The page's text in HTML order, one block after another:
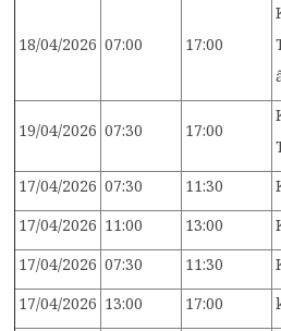
18/04/2026 07:00 17:00
19/04/2026 07:30 17:00
17/04/2026 07:30 11:30
17/04/2026 11:00 13:00
17/04/2026 07:30 11:30
17/04/2026 13:00 17:00